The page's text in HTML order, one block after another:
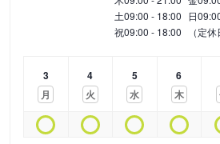
土09:00 - 18:00 日
祝09:00 - 18:00 （定
3
月
4
火
5
水
6
木